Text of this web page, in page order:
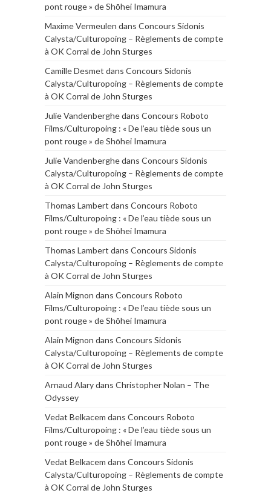
pont rouge » de Shōhei Imamura
Maxime Vermeulen dans Concours Sidonis
Calysta/Culturopoing – Règlements de compte
à OK Corral de John Sturges
Camille Desmet dans Concours Sidonis
Calysta/Culturopoing – Règlements de compte
à OK Corral de John Sturges
Julie Vandenberghedans Concours Roboto
Films/Culturopoing : « De l’eau tiède sous un
pont rouge » de Shōhei Imamura
Julie Vandenberghedans Concours Sidonis
Calysta/Culturopoing – Règlements de compte
à OK Corral de John Sturges
Thomas Lambert dans Concours Roboto
Films/Culturopoing : « De l’eau tiède sous un
pont rouge » de Shōhei Imamura
Thomas Lambert dans Concours Sidonis
Calysta/Culturopoing – Règlements de compte
à OK Corral de John Sturges
Alain Mignon dans Concours Roboto
Films/Culturopoing : « De l’eau tiède sous un
pont rouge » de Shōhei Imamura
Alain Mignon dans Concours Sidonis
Calysta/Culturopoing – Règlements de compte
à OK Corral de John Sturges
Arnaud Alarydans Christopher Nolan – The
Odyssey
Vedat Belkacem dans Concours Roboto
Films/Culturopoing : « De l’eau tiède sous un
pont rouge » de Shōhei Imamura
Vedat Belkacem dans Concours Sidonis
Calysta/Culturopoing – Règlements de compte
à OK Corral de John Sturges